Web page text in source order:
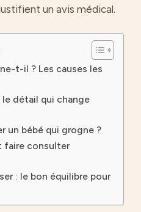
un avis médical.
t-il ? Les causes les
détail qui change
un bébé qui grogne ?
faire consulter
: le bon équilibre pour